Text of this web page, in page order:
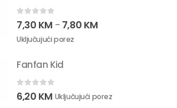
0out of 5
7,30 KM – 7,80 KM
Uključujući porez
Fanfan Kid
0out of 5
6,20 KM Uključujući porez